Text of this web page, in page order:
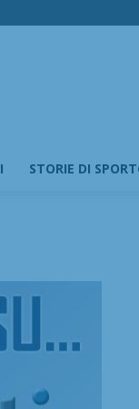
STORIE DI